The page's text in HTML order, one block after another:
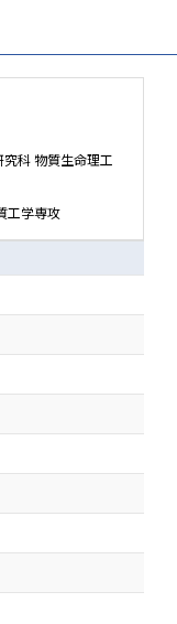
科 物質生命理工
工学専攻